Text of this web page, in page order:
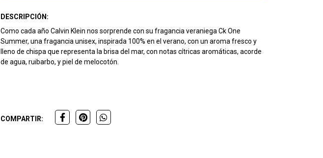
DESCRIPCIÓN:
Como cada año Calvin Klein nos sorprende con su fragancia veraniega Ck One
Summer, una fragancia unisex, inspirada 100% en el verano, con un aroma fresco y
lleno de chispa que representa la brisa del mar, con notas cítricas aromáticas, acorde
de agua, ruibarbo, y piel de melocotón.
COMPARTIR: